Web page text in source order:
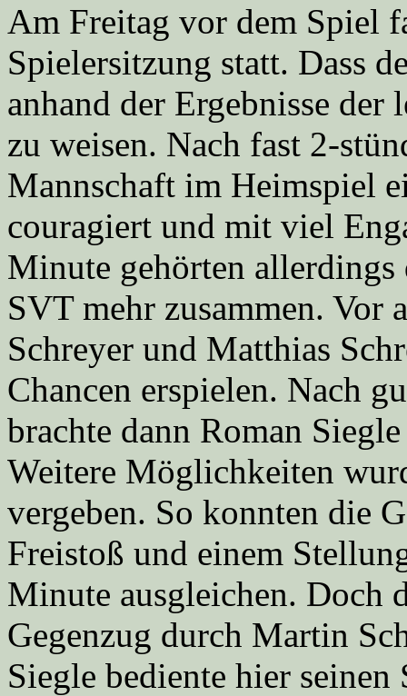
Am Freitag vor dem Spiel
Spielersitzung statt. Dass
anhand der Ergebnisse
zu weisen. Nach fast 2-
Mannschaft im Heimspiel
couragiert und mit viel
Minute gehörten allerdings
SVT mehr zusammen.
Schreyer und Matthias
Chancen erspielen. Nach
brachte dann Roman
Weitere Möglichkeiten
vergeben. So konnten die
Freistoß und einem
Minute ausgleichen. Doch
Gegenzug durch Martin
Siegle bediente hier seinen